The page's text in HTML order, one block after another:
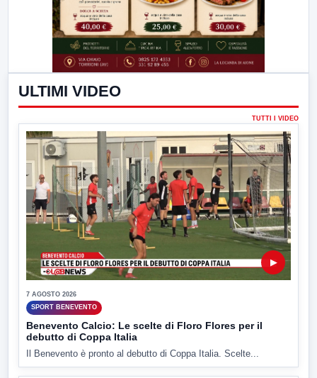
ULTIMI VIDEO
TUTTI I VIDEO
▶
7 AGOSTO 2026
SPORT BENEVENTO
Benevento Calcio: Le scelte di Floro Flores per il
debutto di Coppa Italia
Il Benevento è pronto al debutto di Coppa Italia. Scelte...